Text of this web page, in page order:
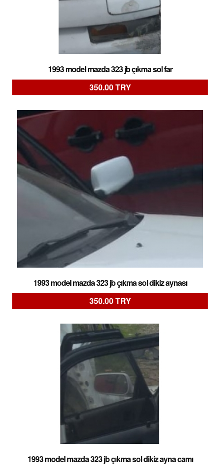
1993 model mazda 323 jb çıkma sol far
350.00 TRY
1993 model mazda 323 jb çıkma sol dikiz aynası
350.00 TRY
1993 model mazda 323 jb çıkma sol dikiz ayna camı